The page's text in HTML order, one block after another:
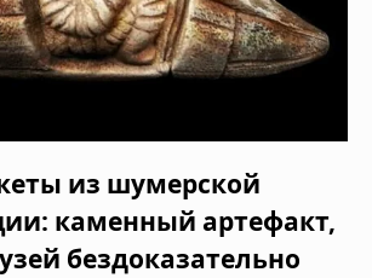
из шумерской
каменный артефакт,
бездоказательно